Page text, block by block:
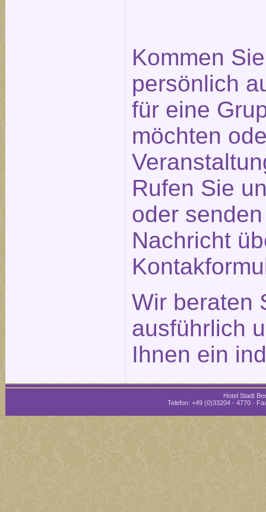
Kommen
persönlich
für eine
möchten
Rufen Sie
oder
Nachricht
Wir beraten
ausführlich
Ihnen ein
Hotel Stadt
Telefon: +49 (0)33204 - 4770 ·